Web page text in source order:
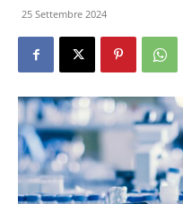
25 Settembre 2024